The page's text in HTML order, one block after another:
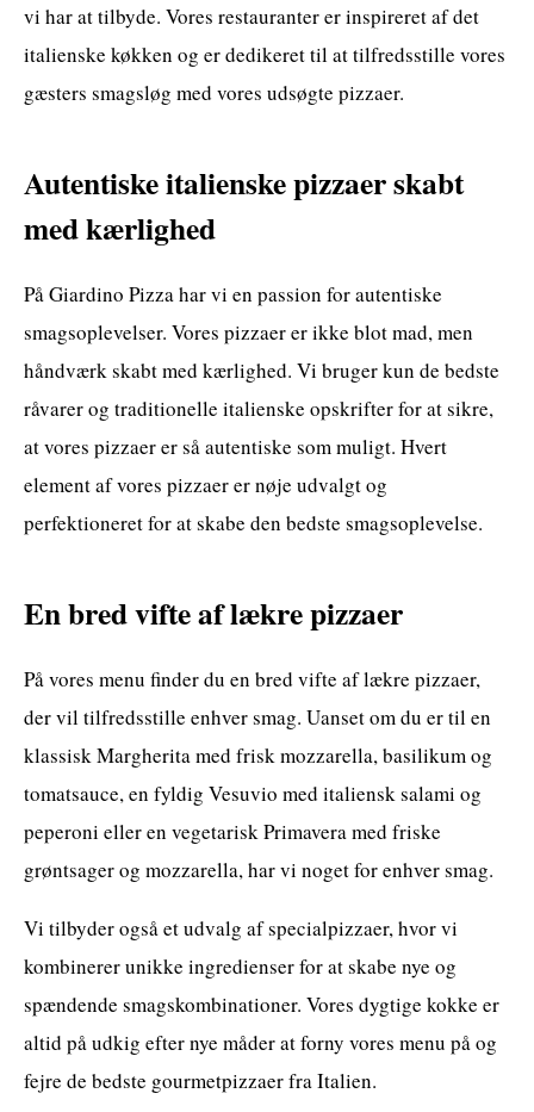
vi har at tilbyde. Vores restauranter er inspireret af det
italienske køkken og er dedikeret til at tilfredsstille vores
gæsters smagsløg med vores udsøgte pizzaer.
Autentiske italienske pizzaer skabt
med kærlighed
På Giardino Pizza har vi en passion for autentiske
smagsoplevelser. Vores pizzaer er ikke blot mad, men
håndværk skabt med kærlighed. Vi bruger kun de bedste
råvarer og traditionelle italienske opskrifter for at sikre,
at vores pizzaer er så autentiske som muligt. Hvert
element af vores pizzaer er nøje udvalgt og
perfektioneret for at skabe den bedste smagsoplevelse.
En bred vifte af lækre pizzaer
På vores menu finder du en bred vifte af lækre pizzaer,
der vil tilfredsstille enhver smag. Uanset om du er til en
klassisk Margherita med frisk mozzarella, basilikum og
tomatsauce, en fyldig Vesuvio med italiensk salami og
peperoni eller en vegetarisk Primavera med friske
grøntsager og mozzarella, har vi noget for enhver smag.
Vi tilbyder også et udvalg af specialpizzaer, hvor vi
kombinerer unikke ingredienser for at skabe nye og
spændende smagskombinationer. Vores dygtige kokke er
altid på udkig efter nye måder at forny vores menu på og
fejre de bedste gourmetpizzaer fra Italien.